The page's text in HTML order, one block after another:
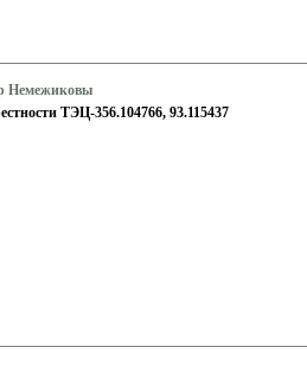
Немежиковы
ТЭЦ-356.104766, 93.115437